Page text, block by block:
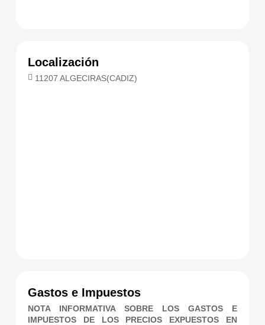
Localización
11207 ALGECIRAS(CADIZ)
Gastos e Impuestos
NOTA INFORMATIVA SOBRE LOS GASTOS E
IMPUESTOS DE LOS PRECIOS EXPUESTOS EN